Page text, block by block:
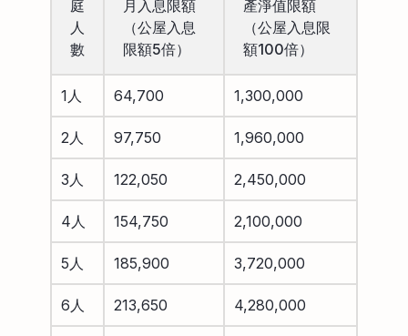
庭
人
數
月入息限額
（公屋入息
限額5倍）
產淨值限額
（公屋入息限
額100倍）
1人 64,700 1,300,000
2人 97,750 1,960,000
3人 122,050 2,450,000
4人 154,750 2,100,000
5人 185,900 3,720,000
6人 213,650 4,280,000